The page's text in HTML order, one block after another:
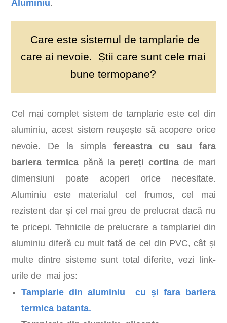
Aluminiu.
Care este sistemul de tamplarie de
care ai nevoie. Știi care sunt cele mai
bune termopane?
Cel mai complet sistem de tamplarie este cel din
aluminiu, acest sistem reușește să acopere orice
nevoie. De la simpla fereastra cu sau fara
bariera termica pănă la pereți cortina de mari
dimensiuni poate acoperi orice necesitate.
Aluminiu este materialul cel frumos, cel mai
rezistent dar și cel mai greu de prelucrat dacă nu
te pricepi. Tehnicile de prelucrare a tamplariei din
aluminiu diferă cu mult față de cel din PVC, cât și
multe dintre sisteme sunt total diferite, vezi link-
urile de mai jos:
Tamplarie din aluminiu cu și fara bariera
termica batanta.